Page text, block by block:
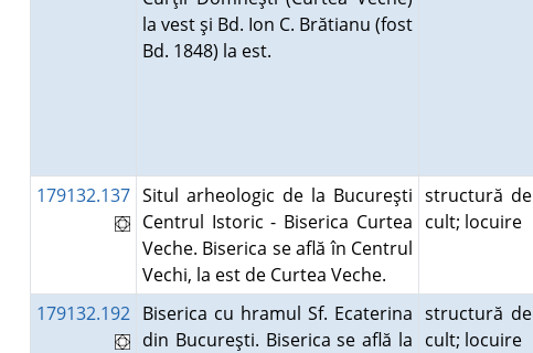
la vest şi Bd. Ion C. Brătianu (fost
Bd. 1848) la est.
179132.137 Situl arheologic de la Bucureşti
Centrul Istoric - Biserica Curtea
Veche. Biserica se află în Centrul
Vechi, la est de Curtea Veche.
structură de
cult; locuire
179132.192 Biserica cu hramul Sf. Ecaterina
din Bucureşti. Biserica se află la
structură de
cult; locuire